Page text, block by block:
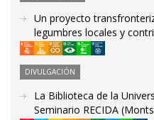
Un proyecto
legumbres locales y
DIVULGACIÓN
La Biblioteca de la
Seminario RECIDA